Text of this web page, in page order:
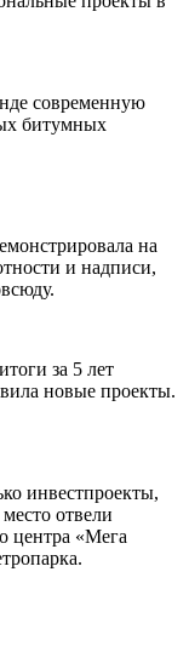
современную
битумных
на
и надписи,
за 5 лет
новые проекты.
инвестпроекты,
отвели
центра «Мега